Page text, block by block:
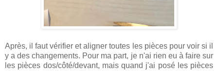
Après, il faut vérifier et aligner toutes les pièces pour voir si il
y a des changements. Pour ma part, je n'ai rien eu à faire sur
les pièces dos/côté/devant, mais quand j'ai posé les pièces